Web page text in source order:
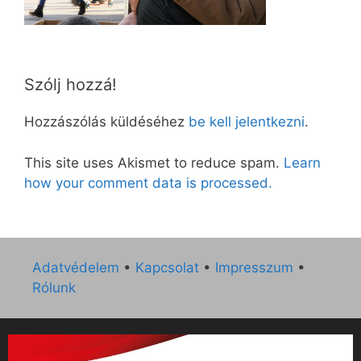
Szólj hozzá!
Hozzászólás küldéséhez be kell jelentkezni.
This site uses Akismet to reduce spam. Learn
how your comment data is processed.
Adatvédelem • Kapcsolat • Impresszum •
Rólunk